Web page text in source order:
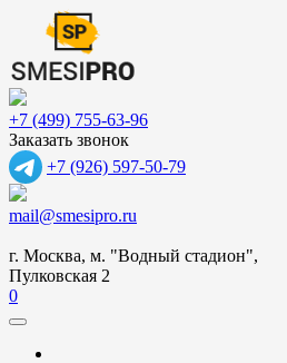
+7 (499) 755-63-96
Заказать звонок
+7 (926) 597-50-79
mail@smesipro.ru
г. Москва, м. "Водный стадион",
Пулковская 2
0